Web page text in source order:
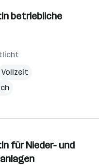
betriebliche
Vollzeit
für Nieder- und